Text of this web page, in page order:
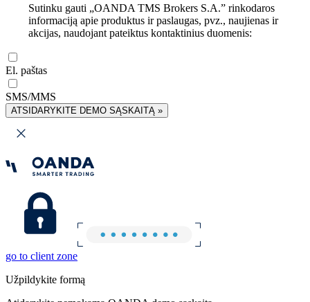
Sutinku gauti „OANDA TMS Brokers S.A.” rinkodaros
informaciją apie produktus ir paslaugas, pvz., naujienas ir
akcijas, naudojant pateiktus kontaktinius duomenis:
El. paštas
SMS/MMS
ATSIDARYKITE DEMO SĄSKAITĄ »
go to client zone
Užpildykite formą